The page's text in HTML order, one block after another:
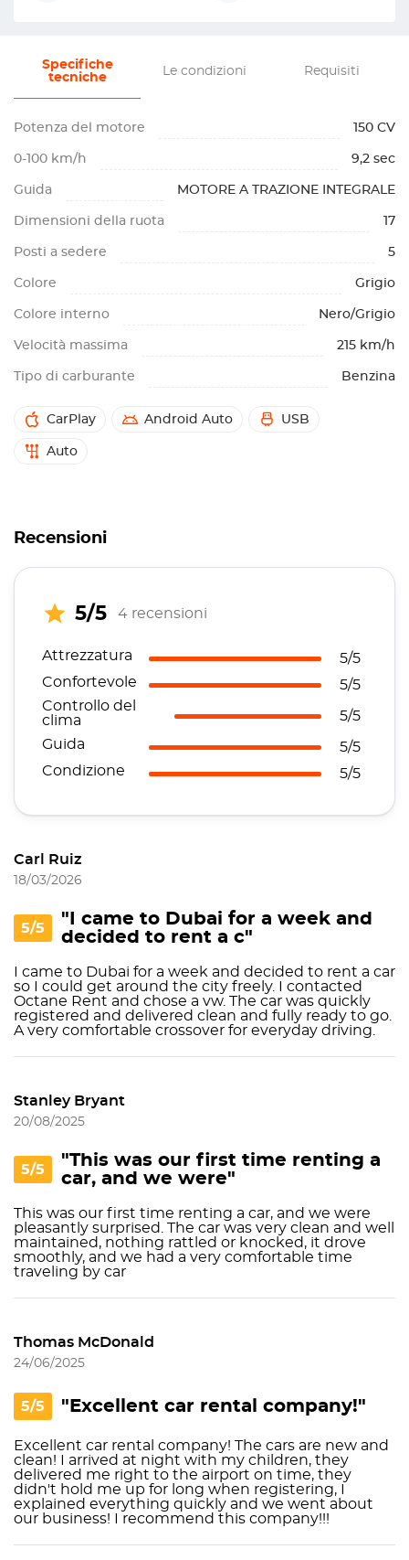
Specifiche
tecniche
Le condizioni Requisiti
Potenza del motore 150 CV
0-100 km/h 9,2 sec
Guida MOTORE A TRAZIONE INTEGRALE
Dimensioni della ruota 17
Posti a sedere 5
Colore Grigio
Colore interno Nero/Grigio
Velocità massima 215 km/h
Tipo di carburante Benzina
CarPlay Android Auto USB
Auto
Recensioni
5/5 4 recensioni
Attrezzatura
5/5
Confortevole
5/5
Controllo del
clima
5/5
Guida
5/5
Condizione
5/5
Carl Ruiz
18/03/2026
5/5
"I came to Dubai for a week and
decided to rent a c"
I came to Dubai for a week and decided to rent a car
so I could get around the city freely. I contacted
Octane Rent and chose a vw. The car was quickly
registered and delivered clean and fully ready to go.
A very comfortable crossover for everyday driving.
Stanley Bryant
20/08/2025
5/5
"This was our first time renting a
car, and we were"
This was our first time renting a car, and we were
pleasantly surprised. The car was very clean and well
maintained, nothing rattled or knocked, it drove
smoothly, and we had a very comfortable time
traveling by car
Thomas McDonald
24/06/2025
5/5 "Excellent car rental company!"
Excellent car rental company! The cars are new and
clean! I arrived at night with my children, they
delivered me right to the airport on time, they
didn't hold me up for long when registering, I
explained everything quickly and we went about
our business! I recommend this company!!!